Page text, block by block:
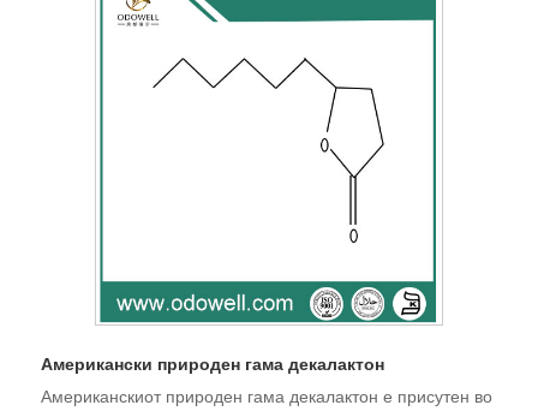
Американски природен гама декалактон
Американскиот природен гама декалактон е присутен во